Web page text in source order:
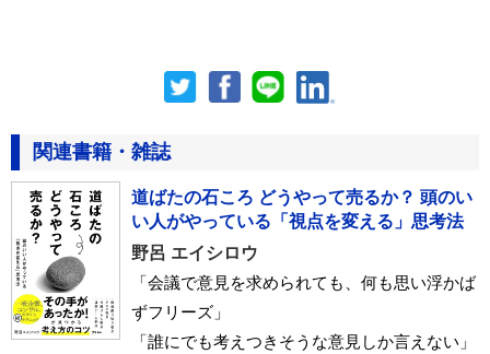
関連書籍・雑誌
道ばたの石ころ どうやって売るか？ 頭のい
い人がやっている「視点を変える」思考法
野呂 エイシロウ
「会議で意見を求められても、何も思い浮かば
ずフリーズ」
「誰にでも考えつきそうな意見しか言えない」